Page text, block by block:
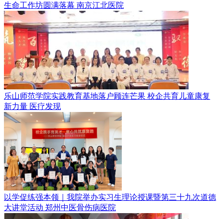
生命工作坊圆满落幕 南京江北医院
乐山师范学院实践教育基地落户顾连芒果 校企共育儿童康复
新力量 医疗发现
以学促练强本领｜我院举办实习生理论授课暨第三十九次道德
大讲堂活动 郑州中医骨伤病医院